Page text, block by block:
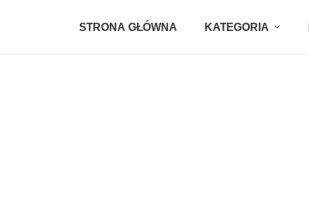
STRONA GŁÓWNA KATEGORIA